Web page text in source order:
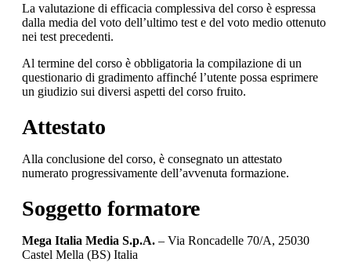
La valutazione di efficacia complessiva del corso è espressa
dalla media del voto dell’ultimo test e del voto medio ottenuto
nei test precedenti.
Al termine del corso è obbligatoria la compilazione di un
questionario di gradimento affinché l’utente possa esprimere
un giudizio sui diversi aspetti del corso fruito.
Attestato
Alla conclusione del corso, è consegnato un attestato
numerato progressivamente dell’avvenuta formazione.
Soggetto formatore
Mega Italia Media S.p.A. – Via Roncadelle 70/A, 25030
Castel Mella (BS) Italia